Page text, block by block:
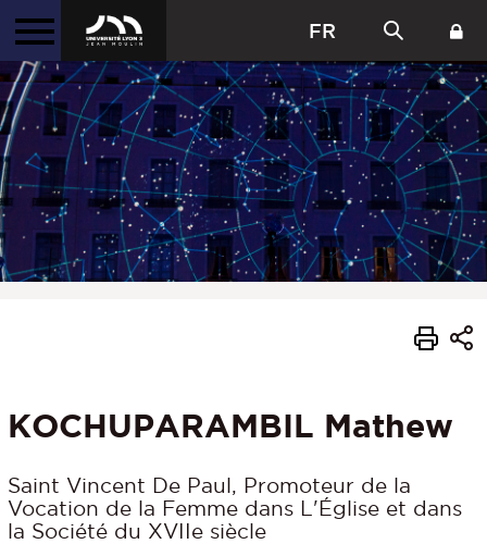
FR
KOCHUPARAMBIL Mathew
Saint Vincent De Paul, Promoteur de la
Vocation de la Femme dans L'Église et dans
la Société du XVIIe siècle